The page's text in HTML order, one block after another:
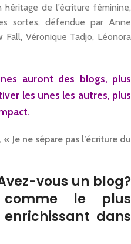
de l’écriture féminine,
sortes, défendue par Anne
Fall, Véronique Tadjo, Léonora
auront des blogs, plus
les unes les autres, plus
Je ne sépare pas l’écriture du
vous un blog?
comme le plus
dans